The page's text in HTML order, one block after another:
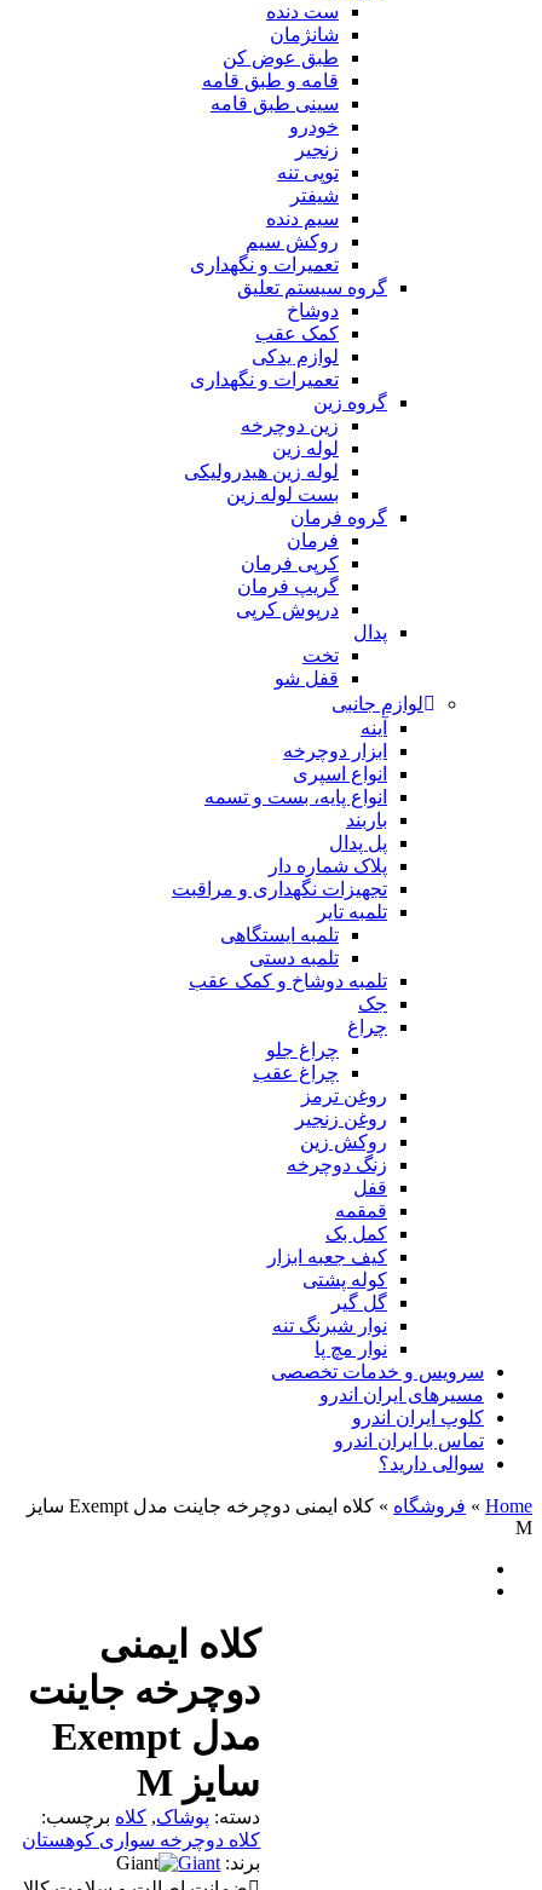
ست دنده
شانژمان
طبق عوض کن
قامه و طبق قامه
سینی طبق قامه
خودرو
زنجیر
توپی تنه
شیفتر
سیم دنده
روکش سیم
تعمیرات و نگهداری
گروه سیستم تعلیق
دوشاخ
کمک عقب
لوازم یدکی
تعمیرات و نگهداری
گروه زین
زین دوچرخه
لوله زین
لوله زین هیدرولیکی
بست لوله زین
گروه فرمان
فرمان
کرپی فرمان
گریپ فرمان
درپوش کرپی
پدال
تخت
قفل شو
لوازم جانبی
آینه
ابزار دوچرخه
انواع اسپری
انواع پایه، بست و تسمه
باربند
پل پدال
پلاک شماره دار
تجهیزات نگهداری و مراقبت
تلمبه تایر
تلمبه ایستگاهی
تلمبه دستی
تلمبه دوشاخ و کمک عقب
جک
چراغ
چراغ جلو
چراغ عقب
روغن ترمز
روغن زنجیر
روکش زین
زنگ دوچرخه
قفل
قمقمه
کمل بک
کیف جعبه ابزار
کوله پشتی
گل گیر
نوار شبرنگ تنه
نوار مچ پا
سرویس و خدمات تخصصی
مسیرهای ایران اندرو
کلوپ ایران اندرو
تماس با ایران اندرو
سوالی دارید؟
Home
» فروشگاه »
کلاه ایمنی دوچرخه جاینت مدل Exempt سایز
M
کلاه ایمنی
دوچرخه جاینت
مدل Exempt
سایز M
دسته: پوشاک, کلاه برچسب:
کلاه دوچرخه سواری کوهستان
برند: Giant